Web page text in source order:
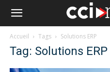
Accueil Tags Solutions ERP
Tag: Solutions ERP